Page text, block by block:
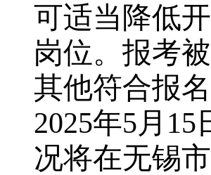
可适当降低
岗位。报考
其他符合报
2025年5月 15
况将在无锡